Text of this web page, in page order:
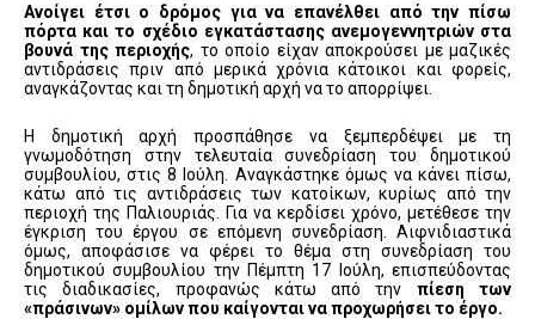
Ανοίγει έτσι ο δρόμος για να επανέλθει από την πίσω
πόρτα και το σχέδιο εγκατάστασης ανεμογεννητριών στα
βουνά της περιοχής, το οποίο είχαν αποκρούσει με μαζικές
αντιδράσεις πριν από μερικά χρόνια κάτοικοι και φορείς,
αναγκάζοντας και τη δημοτική αρχή να το απορρίψει.
Η δημοτική αρχή προσπάθησε να ξεμπερδέψει με τη
γνωμοδότηση στην τελευταία συνεδρίαση του δημοτικού
συμβουλίου, στις 8 Ιούλη. Αναγκάστηκε όμως να κάνει πίσω,
κάτω από τις αντιδράσεις των κατοίκων, κυρίως από την
περιοχή της Παλιουριάς. Για να κερδίσει χρόνο, μετέθεσε την
έγκριση του έργου σε επόμενη συνεδρίαση. Αιφνιδιαστικά
όμως, αποφάσισε να φέρει το θέμα στη συνεδρίαση του
δημοτικού συμβουλίου την Πέμπτη 17 Ιούλη, επισπεύδοντας
τις διαδικασίες, προφανώς κάτω από την πίεση των
«πράσινων» ομίλων που καίγονται να προχωρήσει το έργο.